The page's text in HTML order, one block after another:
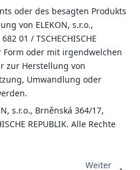
oder des besagten Produkts
von ELEKON, s.r.o.,
01 / TSCHECHISCHE
Form oder mit irgendwelchen
zur Herstellung von
Umwandlung oder
s.r.o., Brněnská 364/17,
REPUBLIK. Alle Rechte
Weiter